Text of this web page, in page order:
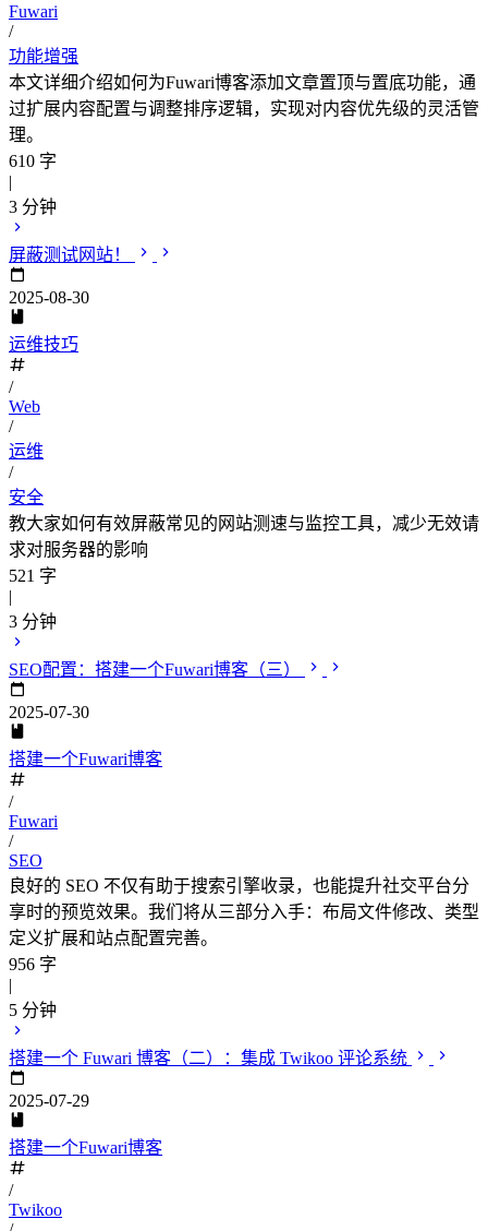
Fuwari
/
功能增强
本文详细介绍如何为Fuwari博客添加文章置顶与置底功能，通
过扩展内容配置与调整排序逻辑，实现对内容优先级的灵活管
理。
610 字
|
3 分钟
屏蔽测试网站！
2025-08-30
运维技巧
/
Web
/
运维
/
安全
教大家如何有效屏蔽常见的网站测速与监控工具，减少无效请
求对服务器的影响
521 字
|
3 分钟
SEO配置：搭建一个Fuwari博客（三）
2025-07-30
搭建一个Fuwari博客
/
Fuwari
/
SEO
良好的 SEO 不仅有助于搜索引擎收录，也能提升社交平台分
享时的预览效果。我们将从三部分入手：布局文件修改、类型
定义扩展和站点配置完善。
956 字
|
5 分钟
搭建一个 Fuwari 博客（二）：集成 Twikoo 评论系统
2025-07-29
搭建一个Fuwari博客
/
Twikoo